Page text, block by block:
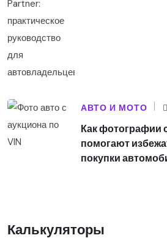
АВТО И МОТО
Как фотографии
помогают
покупки
Калькуляторы